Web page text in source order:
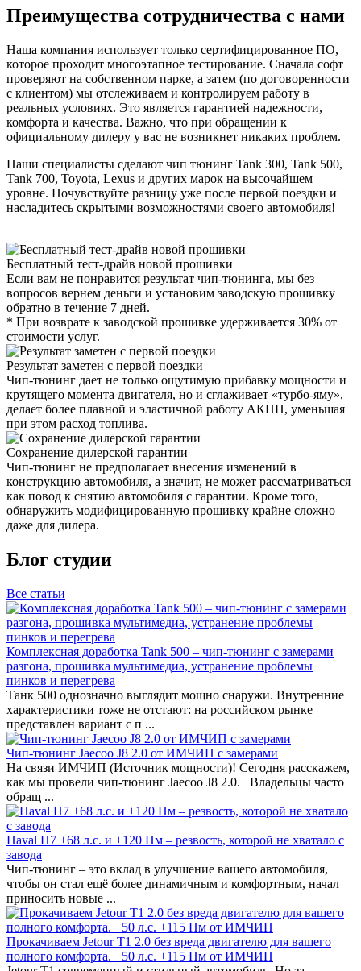
Преимущества сотрудничества с нами
Наша компания использует только сертифицированное ПО,
которое проходит многоэтапное тестирование. Сначала софт
проверяют на собственном парке, а затем (по договоренности
с клиентом) мы отслеживаем и контролируем работу в
реальных условиях. Это является гарантией надежности,
комфорта и качества. Важно, что при обращении к
официальному дилеру у вас не возникнет никаких проблем.
Наши специалисты сделают чип тюнинг Tank 300, Tank 500,
Tank 700, Toyota, Lexus и других марок на высочайшем
уровне. Почувствуйте разницу уже после первой поездки и
насладитесь скрытыми возможностями своего автомобиля!
Бесплатный тест-драйв новой прошивки
Если вам не понравится результат чип-тюнинга, мы без
вопросов вернем деньги и установим заводскую прошивку
обратно в течение 7 дней.
* При возврате к заводской прошивке удерживается 30% от
стоимости услуг.
Результат заметен с первой поездки
Чип-тюнинг дает не только ощутимую прибавку мощности и
крутящего момента двигателя, но и сглаживает «турбо-яму»,
делает более плавной и эластичной работу АКПП, уменьшая
при этом расход топлива.
Сохранение дилерской гарантии
Чип-тюнинг не предполагает внесения изменений в
конструкцию автомобиля, а значит, не может рассматриваться
как повод к снятию автомобиля с гарантии. Кроме того,
обнаружить модифицированную прошивку крайне сложно
даже для дилера.
Блог студии
Все статьи
Комплексная доработка Tank 500 – чип-тюнинг с замерами
разгона, прошивка мультимедиа, устранение проблемы
пинков и перегрева
Танк 500 однозначно выглядит мощно снаружи. Внутренние
характеристики тоже не отстают: на российском рынке
представлен вариант с п ...
Чип-тюнинг Jaecoo J8 2.0 от ИМЧИП с замерами
На связи ИМЧИП (Источник мощности)! Сегодня расскажем,
как мы провели чип-тюнинг Jaecoo J8 2.0. Владельцы часто
обращ ...
Haval H7 +68 л.с. и +120 Нм – резвость, которой не хватало с
завода
Чип-тюнинг – это вклад в улучшение вашего автомобиля,
чтобы он стал ещё более динамичным и комфортным, начал
приносить новые ...
Прокачиваем Jetour T1 2.0 без вреда двигателю для вашего
полного комфорта. +50 л.с. +115 Нм от ИМЧИП